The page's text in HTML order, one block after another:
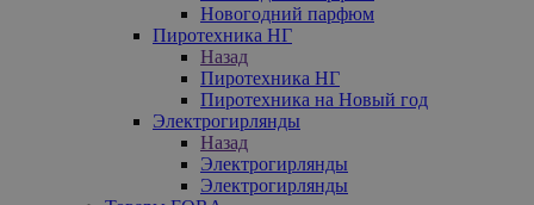
Новогодний парфюм
Пиротехника НГ
Назад
Пиротехника НГ
Пиротехника на Новый год
Электрогирлянды
Назад
Электрогирлянды
Электрогирлянды